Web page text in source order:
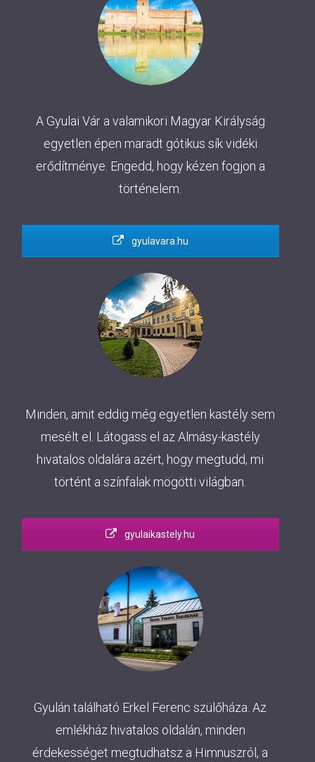
A Gyulai Vár a valamikori Magyar Királyság
egyetlen épen maradt gótikus sík vidéki
erődítménye. Engedd, hogy kézen fogjon a
történelem.
gyulavara.hu
Minden, amit eddig még egyetlen kastély sem
mesélt el. Látogass el az Almásy-kastély
hivatalos oldalára azért, hogy megtudd, mi
történt a színfalak mögötti világban.
gyulaikastely.hu
Gyulán található Erkel Ferenc szülőháza. Az
emlékház hivatalos oldalán, minden
érdekességet megtudhatsz a Himnuszról, a